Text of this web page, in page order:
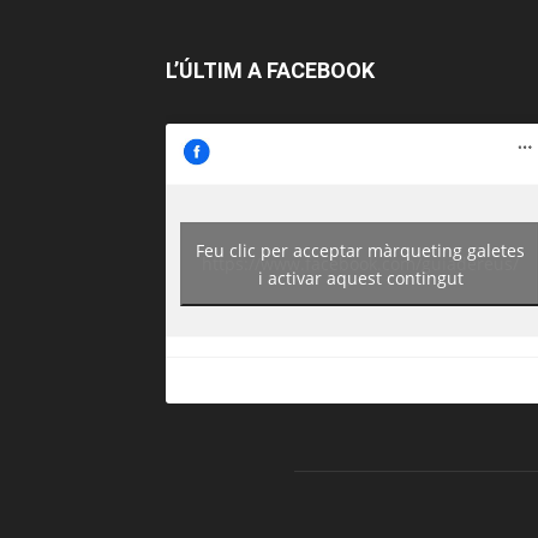
L’ÚLTIM A FACEBOOK
https://www.facebook.com/guiadereus/
Feu clic per acceptar màrqueting galetes
i activar aquest contingut